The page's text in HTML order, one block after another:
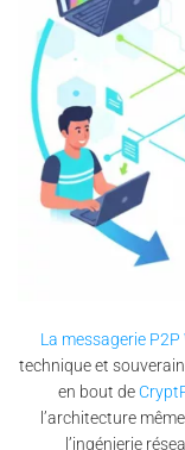
La messagerie P2P
technique et
en bout de
l’architecture
l’ingénierie